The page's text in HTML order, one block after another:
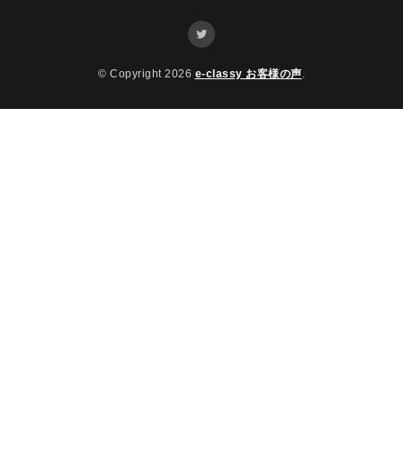
© Copyright 2026 e-classy お客様の声.